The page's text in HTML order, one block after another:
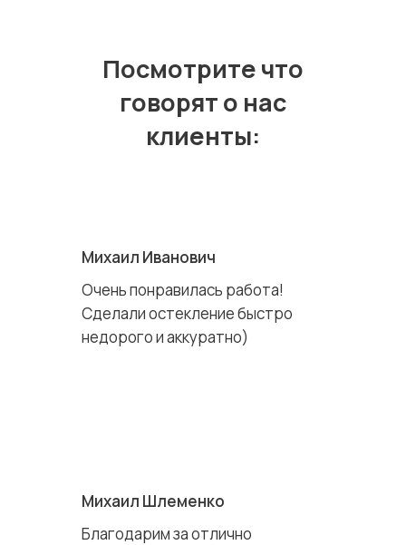
Посмотрите что
говорят о нас
клиенты:
Очень понравилась работа!
Сделали остекление быстро
недорого и аккуратно)
Михаил Иванович
Благодарим за отлично
Михаил Шлеменко